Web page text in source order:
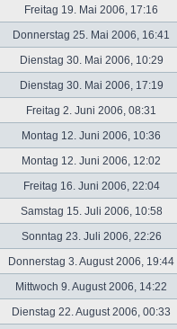
Freitag 19. Mai 2006, 17:16
Donnerstag 25. Mai 2006, 16:41
Dienstag 30. Mai 2006, 10:29
Dienstag 30. Mai 2006, 17:19
Freitag 2. Juni 2006, 08:31
Montag 12. Juni 2006, 10:36
Montag 12. Juni 2006, 12:02
Freitag 16. Juni 2006, 22:04
Samstag 15. Juli 2006, 10:58
Sonntag 23. Juli 2006, 22:26
Donnerstag 3. August 2006, 19:44
Mittwoch 9. August 2006, 14:22
Dienstag 22. August 2006, 00:33